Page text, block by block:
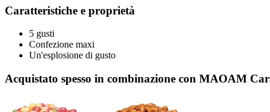
Caratteristiche e proprietà
5 gusti
Confezione maxi
Un'esplosione di gusto
Acquistato spesso in combinazione con MAOAM